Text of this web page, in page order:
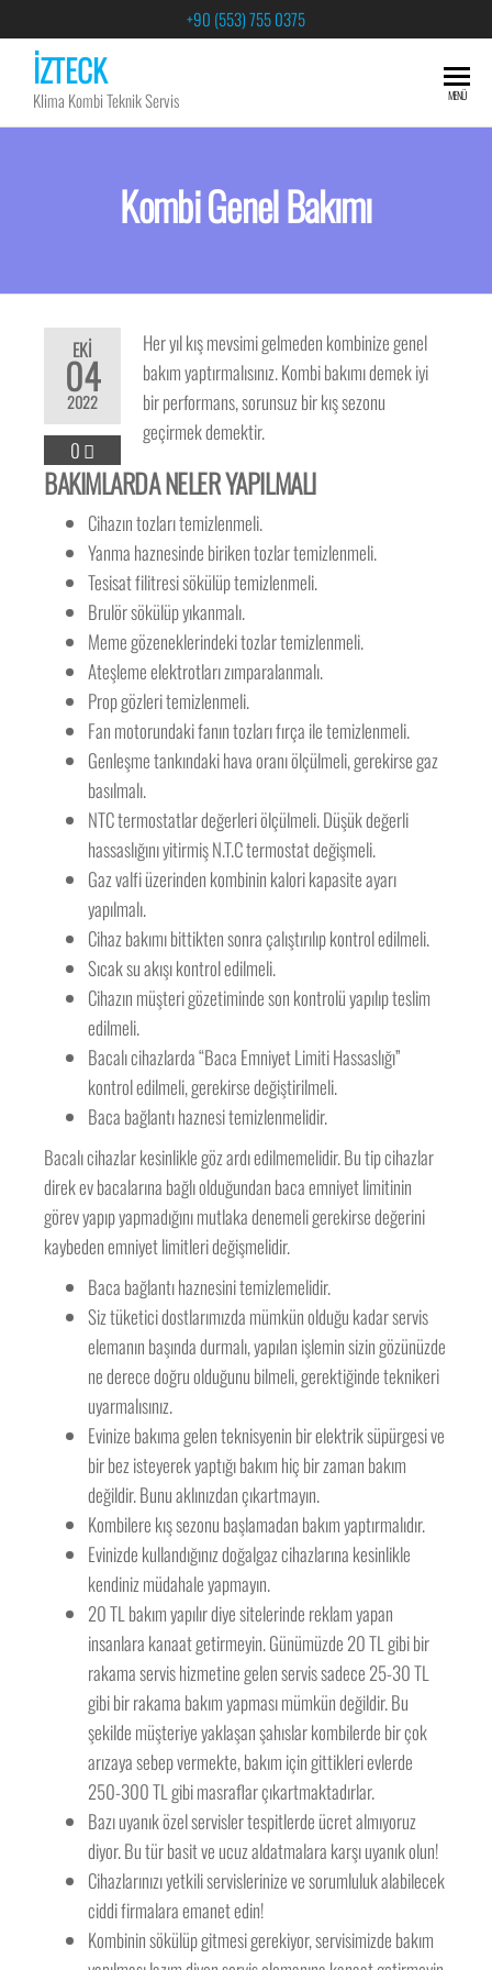
+90 (553) 755 0375
İZTECK
Klima Kombi Teknik Servis MENÜ
Kombi Genel Bakımı
EKI
04
2022
0
Her yıl kış mevsimi gelmeden kombinize genel
bakım yaptırmalısınız. Kombi bakımı demek iyi
bir performans, sorunsuz bir kış sezonu
geçirmek demektir.
BAKIMLARDA NELER YAPILMALI
Cihazın tozları temizlenmeli.
Yanma haznesinde biriken tozlar temizlenmeli.
Tesisat filitresi sökülüp temizlenmeli.
Brulör sökülüp yıkanmalı.
Meme gözeneklerindeki tozlar temizlenmeli.
Ateşleme elektrotları zımparalanmalı.
Prop gözleri temizlenmeli.
Fan motorundaki fanın tozları fırça ile temizlenmeli.
Genleşme tankındaki hava oranı ölçülmeli, gerekirse gaz
basılmalı.
NTC termostatlar değerleri ölçülmeli. Düşük değerli
hassaslığını yitirmiş N.T.C termostat değişmeli.
Gaz valfi üzerinden kombinin kalori kapasite ayarı
yapılmalı.
Cihaz bakımı bittikten sonra çalıştırılıp kontrol edilmeli.
Sıcak su akışı kontrol edilmeli.
Cihazın müşteri gözetiminde son kontrolü yapılıp teslim
edilmeli.
Bacalı cihazlarda “Baca Emniyet Limiti Hassaslığı”
kontrol edilmeli, gerekirse değiştirilmeli.
Baca bağlantı haznesi temizlenmelidir.
Bacalı cihazlar kesinlikle göz ardı edilmemelidir. Bu tip cihazlar
direk ev bacalarına bağlı olduğundan baca emniyet limitinin
görev yapıp yapmadığını mutlaka denemeli gerekirse değerini
kaybeden emniyet limitleri değişmelidir.
Baca bağlantı haznesini temizlemelidir.
Siz tüketici dostlarımızda mümkün olduğu kadar servis
elemanın başında durmalı, yapılan işlemin sizin gözünüzde
ne derece doğru olduğunu bilmeli, gerektiğinde teknikeri
uyarmalısınız.
Evinize bakıma gelen teknisyenin bir elektrik süpürgesi ve
bir bez isteyerek yaptığı bakım hiç bir zaman bakım
değildir. Bunu aklınızdan çıkartmayın.
Kombilere kış sezonu başlamadan bakım yaptırmalıdır.
Evinizde kullandığınız doğalgaz cihazlarına kesinlikle
kendiniz müdahale yapmayın.
20 TL bakım yapılır diye sitelerinde reklam yapan
insanlara kanaat getirmeyin. Günümüzde 20 TL gibi bir
rakama servis hizmetine gelen servis sadece 25-30 TL
gibi bir rakama bakım yapması mümkün değildir. Bu
şekilde müşteriye yaklaşan şahıslar kombilerde bir çok
arızaya sebep vermekte, bakım için gittikleri evlerde
250-300 TL gibi masraflar çıkartmaktadırlar.
Bazı uyanık özel servisler tespitlerde ücret almıyoruz
diyor. Bu tür basit ve ucuz aldatmalara karşı uyanık olun!
Cihazlarınızı yetkili servislerinize ve sorumluluk alabilecek
ciddi firmalara emanet edin!
Kombinin sökülüp gitmesi gerekiyor, servisimizde bakım